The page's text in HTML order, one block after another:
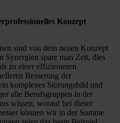
Konzept
sind von dem neuen Konzept
Synergien spare man Zeit, dies
zu einer effizienteren
Besserung der
komplexes Störungsbild und
alle Berufsgruppen in der
wissen, worauf bei dieser
können wir in der Summe